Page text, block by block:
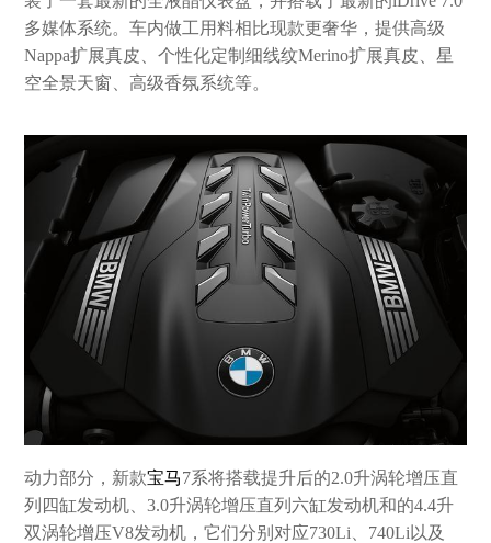
多媒体系统。车内做工用料相比现款更奢华，提供高级
Nappa扩展真皮、个性化定制细线纹Merino扩展真皮、星
空全景天窗、高级香氛系统等。
动力部分，新款宝马7系将搭载提升后的2.0升涡轮增压直
列四缸发动机、3.0升涡轮增压直列六缸发动机和的4.4升
双涡轮增压V8发动机，它们分别对应730Li、740Li以及